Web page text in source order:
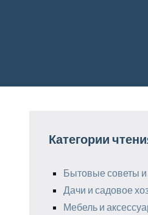
Категории
Бытовые советы
Дачи и садовое
Мебель и